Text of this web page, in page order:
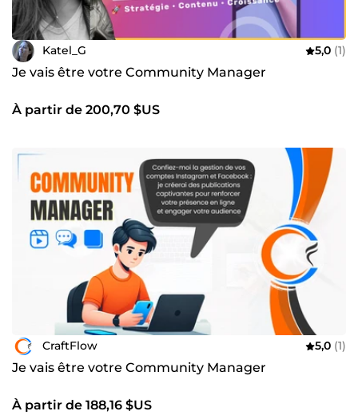
Katel_G 5,0 (1)
Je vais être votre Community Manager
À partir de 200,70 $US
CraftFlow 5,0 (1)
Je vais être votre Community Manager
À partir de 188,16 $US